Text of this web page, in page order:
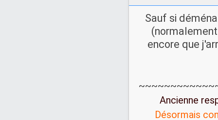
Sauf si
encore que
Ancienne
Désormais